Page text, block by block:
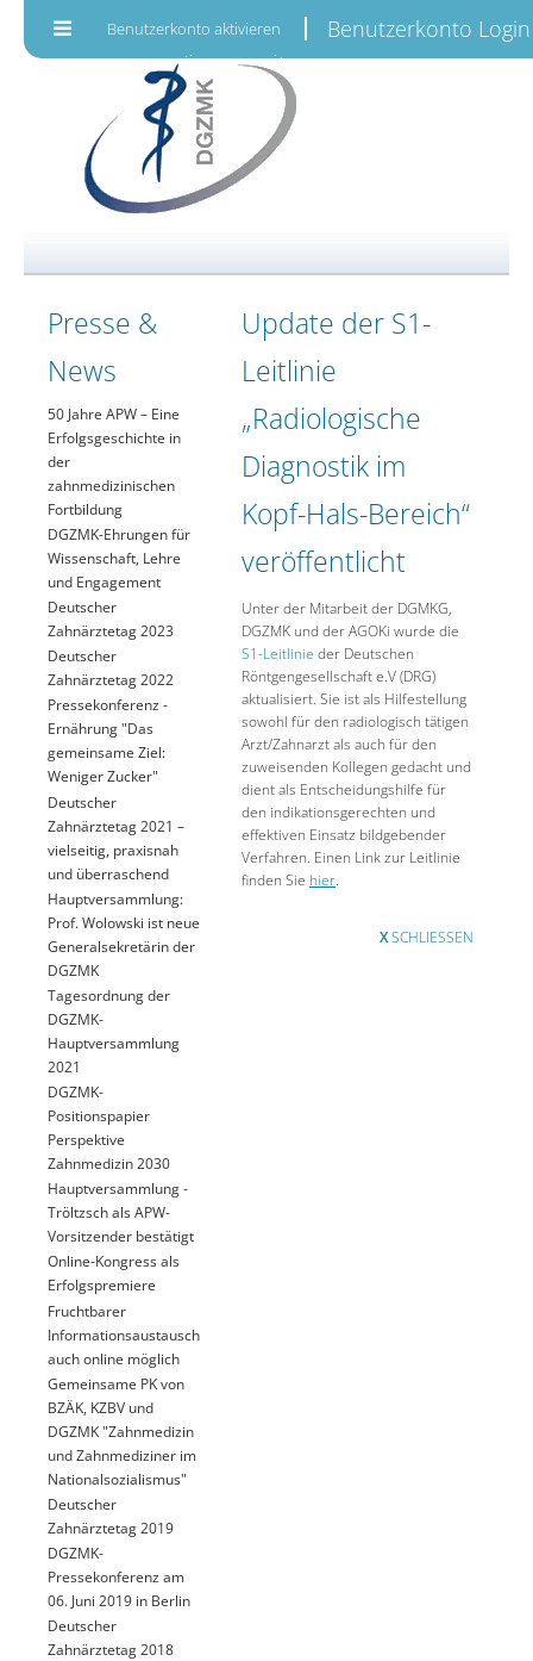
Benutzerkonto aktivieren Benutzerkonto Login
Presse &
News
50 Jahre APW – Eine
Erfolgsgeschichte in
der
zahnmedizinischen
Fortbildung
DGZMK-Ehrungen für
Wissenschaft, Lehre
und Engagement
Deutscher
Zahnärztetag 2023
Deutscher
Zahnärztetag 2022
Pressekonferenz -
Ernährung "Das
gemeinsame Ziel:
Weniger Zucker"
Deutscher
Zahnärztetag 2021 –
vielseitig, praxisnah
und überraschend
Hauptversammlung:
Prof. Wolowski ist neue
Generalsekretärin der
DGZMK
Tagesordnung der
DGZMK-
Hauptversammlung
2021
DGZMK-
Positionspapier
Perspektive
Zahnmedizin 2030
Hauptversammlung -
Tröltzsch als APW-
Vorsitzender bestätigt
Online-Kongress als
Erfolgspremiere
Fruchtbarer
Informationsaustausch
auch online möglich
Gemeinsame PK von
BZÄK, KZBV und
DGZMK "Zahnmedizin
und Zahnmediziner im
Nationalsozialismus"
Deutscher
Zahnärztetag 2019
DGZMK-
Pressekonferenz am
06. Juni 2019 in Berlin
Deutscher
Zahnärztetag 2018
Update der S1-
Leitlinie
„Radiologische
Diagnostik im
Kopf-Hals-Bereich“
veröffentlicht
Unter der Mitarbeit der DGMKG,
DGZMK und der AGOKi wurde die
S1-Leitlinie der Deutschen
Röntgengesellschaft e.V (DRG)
aktualisiert. Sie ist als Hilfestellung
sowohl für den radiologisch tätigen
Arzt/Zahnarzt als auch für den
zuweisenden Kollegen gedacht und
dient als Entscheidungshilfe für
den indikationsgerechten und
effektiven Einsatz bildgebender
Verfahren. Einen Link zur Leitlinie
finden Sie hier
XSCHLIESSEN